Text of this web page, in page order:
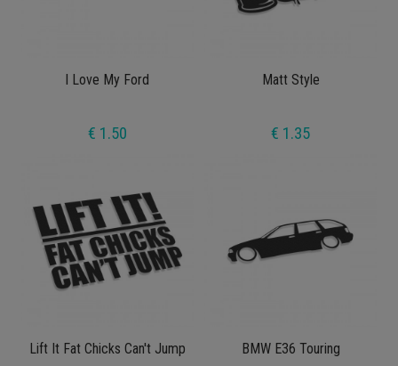
I Love My Ford
€ 1.50
Matt Style
€ 1.35
Lift It Fat Chicks Can't Jump BMW E36 Touring